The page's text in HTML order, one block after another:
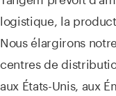
logistique, la
Nous élargirons
centres de
aux États-Unis, aux